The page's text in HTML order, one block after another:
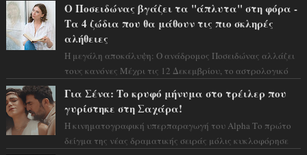
Ο Ποσειδώνας βγάζει τα "άπλυτα" στη φόρα -
Τα 4 ζώδια που θα μάθουν τις πιο σκληρές
αλήθειες
Η μεγάλη αποκάλυψη: Ο ανάδρομος Ποσειδώνας αλλάζει
τους κανόνες Μέχρι τις 12 Δεκεμβρίου, το αστρολογικό
Για Σένα: Το κρυφό μήνυμα στο τρέιλερ που
γυρίστηκε στη Σαχάρα!
Η κινηματογραφική υπερπαραγωγή του Alpha Το πρώτο
δείγμα της νέας δραματικής σειράς μόλις κυκλοφόρησε